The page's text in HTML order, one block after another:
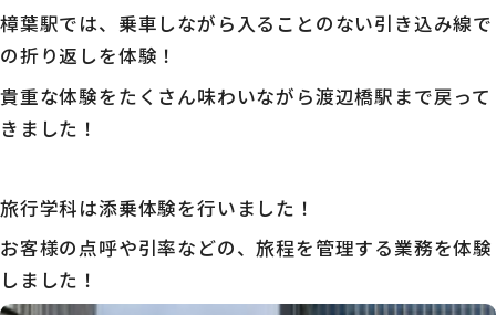
樟葉駅では、乗車しながら入ることのない引き込み線で
の折り返しを体験！
貴重な体験をたくさん味わいながら渡辺橋駅まで戻って
きました！
旅行学科は添乗体験を行いました！
お客様の点呼や引率などの、旅程を管理する業務を体験
しました！